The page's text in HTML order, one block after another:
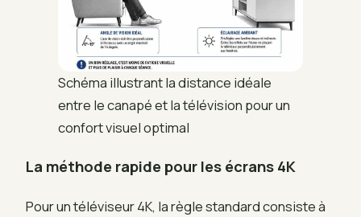
Schéma illustrant la distance idéale
entre le canapé et la télévision pour un
confort visuel optimal
La méthode rapide pour les écrans 4K
Pour un téléviseur 4K, la règle standard consiste à